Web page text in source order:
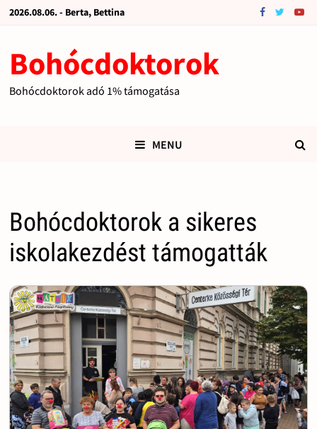
2026.08.06. - Berta, Bettina
Bohócdoktorok
Bohócdoktorok adó 1% támogatása
MENU
Bohócdoktorok a sikeres
iskolakezdést támogatták